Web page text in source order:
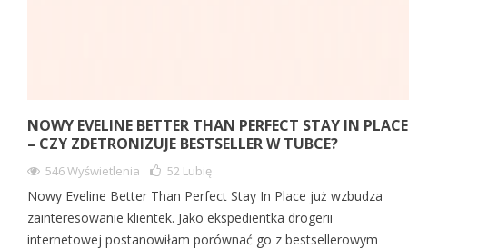
NOWY EVELINE BETTER THAN PERFECT STAY IN PLACE
– CZY ZDETRONIZUJE BESTSELLER W TUBCE?
546 Wyświetlenia 52 Lubię
Nowy Eveline Better Than Perfect Stay In Place już wzbudza
zainteresowanie klientek. Jako ekspedientka drogerii
internetowej postanowiłam porównać go z bestsellerowym